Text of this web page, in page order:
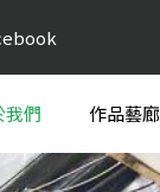
我們 作品藝廊